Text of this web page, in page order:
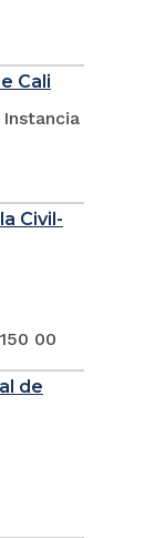
Cali
Civil-
00
de